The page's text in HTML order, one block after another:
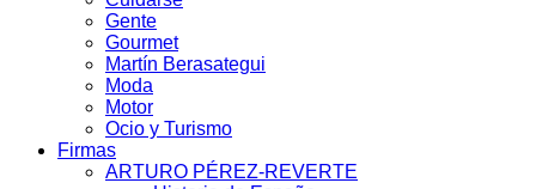
Gente
Gourmet
Martín Berasategui
Moda
Motor
Ocio y Turismo
Firmas
ARTURO PÉREZ-REVERTE